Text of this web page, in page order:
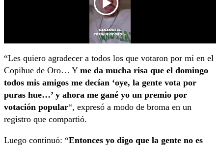
“Les quiero agradecer a todos los que votaron por mí en el
Copihue de Oro… Y me da mucha risa que el domingo
todos mis amigos me decían ‘oye, la gente vota por
puras hue…’ y ahora me gané yo un premio por
votación popular“, expresó a modo de broma en un
registro que compartió.
Luego continuó: “Entonces yo digo que la gente no es